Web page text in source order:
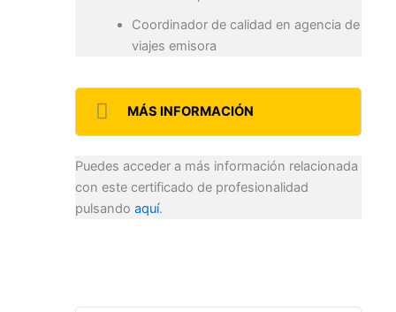
Coordinador de calidad en agencia de
viajes emisora
MÁS INFORMACIÓN
Puedes acceder a más información relacionada
con este certificado de profesionalidad
pulsando aquí.